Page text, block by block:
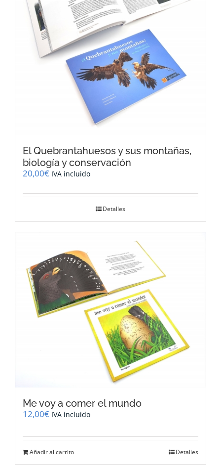
El Quebrantahuesos y sus montañas,
biología y conservación
20,00€ IVA incluido
Detalles
Me voy a comer el mundo
12,00€ IVA incluido
Añadir al carrito Detalles